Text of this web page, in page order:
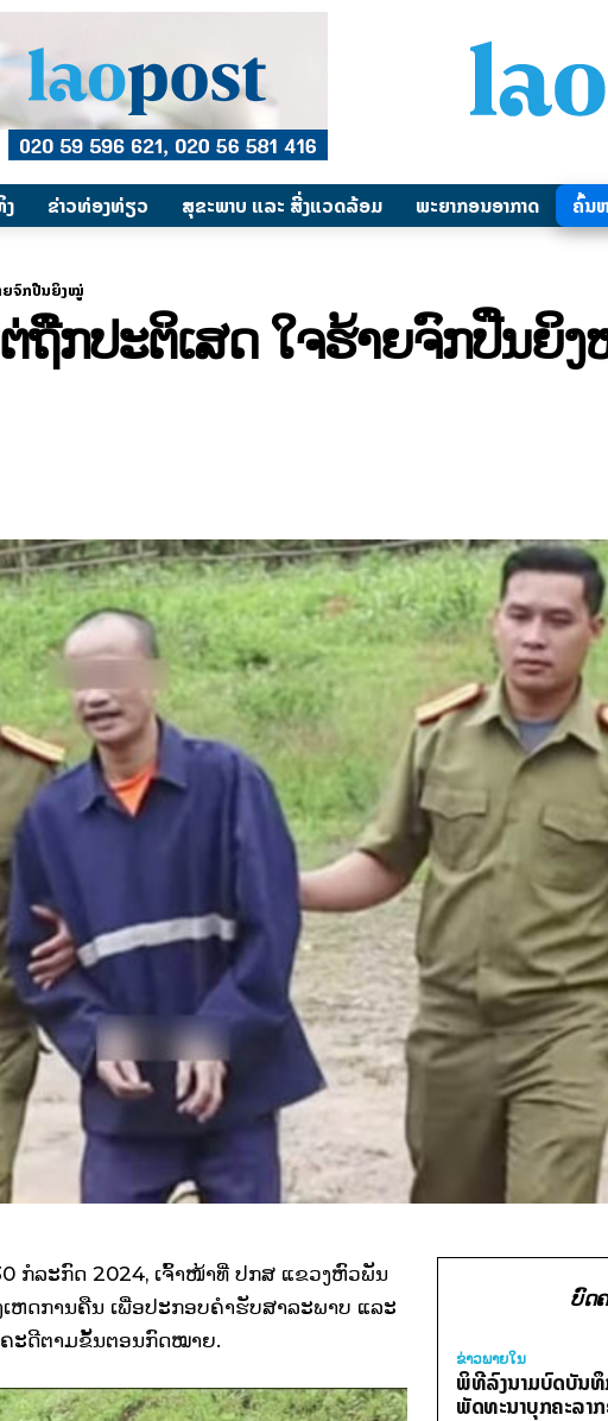
ງ ​ຂ່າວທ່ອງທ່ຽວ ສຸຂະພາບ ແລະ ສີ່ງແວດລ້ອມ ພະຍາກອນອາກາດ ຄົ້ນ
ຍຈົກປືນຍິງໝູ່
ຖືກປະຕິເສດ ໃຈຮ້າຍຈົກປືນຍິ
ກໍລະກົດ 2024, ເຈົ້າໜ້າທີ່ ປກສ ແຂວງຫົວພັນ
ຫດການຄືນ ເພື່ອປະກອບຄຳຮັບສາລະພາບ ແລະ
ະດີຕາມຂັ້ນຕອນກົດໝາຍ.
ບົດ
ຂ່າວພາຍ​ໃນ
ພິທີລົງນາມບົດບັນທຶ
ພັດທະນາບຸກຄະລາ